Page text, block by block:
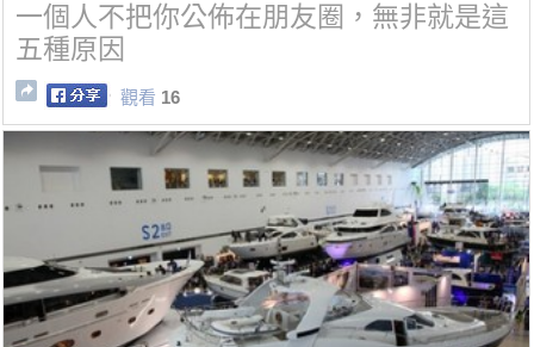
一個人不把你公佈在朋友圈，無非就是這
五種原因
觀看 16